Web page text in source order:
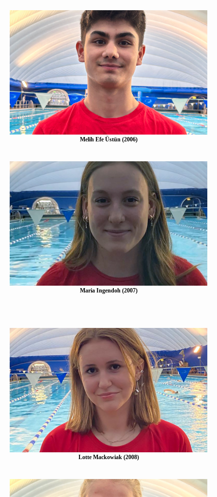
Melih Efe Üstün (2006)
Eine Kurzbeschreibung folgt…
Mehr erfahen
Melih Efe Üstün (2006)
Maria Ingendoh (2007)
Eine Kurzbeschreibung folgt…
Mehr erfahen
Maria Ingendoh (2007)
Lotte Mackowiak (2008)
Eine Kurzbeschreibung folgt…
Mehr erfahen
Lotte Mackowiak (2008)